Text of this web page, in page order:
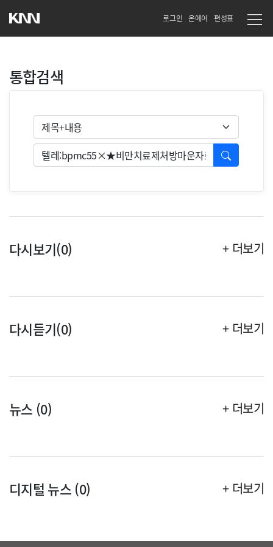
로그인 온에어 편성표
통합검색
검색유형
검색
다시보기(0) + 더보기
다시듣기(0) + 더보기
뉴스 (0) + 더보기
디지털 뉴스 (0) + 더보기